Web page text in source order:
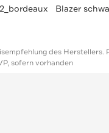
Blazer
des Herstellers.
sofern vorhanden